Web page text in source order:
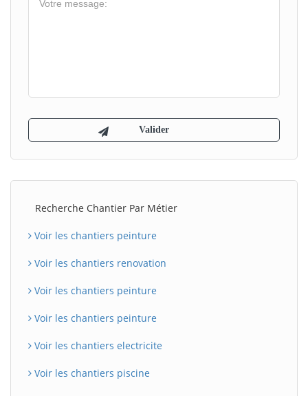
Recherche Chantier Par Métier
Voir les chantiers peinture
Voir les chantiers renovation
Voir les chantiers peinture
Voir les chantiers peinture
Voir les chantiers electricite
Voir les chantiers piscine